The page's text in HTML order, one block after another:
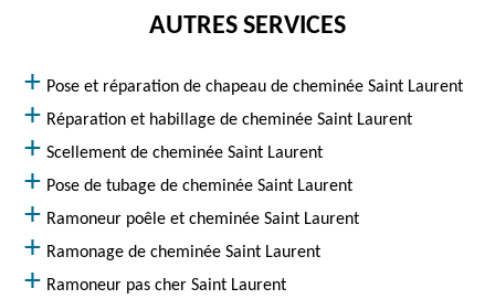
AUTRES SERVICES
Pose et réparation de chapeau de cheminée Saint Laurent
Réparation et habillage de cheminée Saint Laurent
Scellement de cheminée Saint Laurent
Pose de tubage de cheminée Saint Laurent
Ramoneur poêle et cheminée Saint Laurent
Ramonage de cheminée Saint Laurent
Ramoneur pas cher Saint Laurent